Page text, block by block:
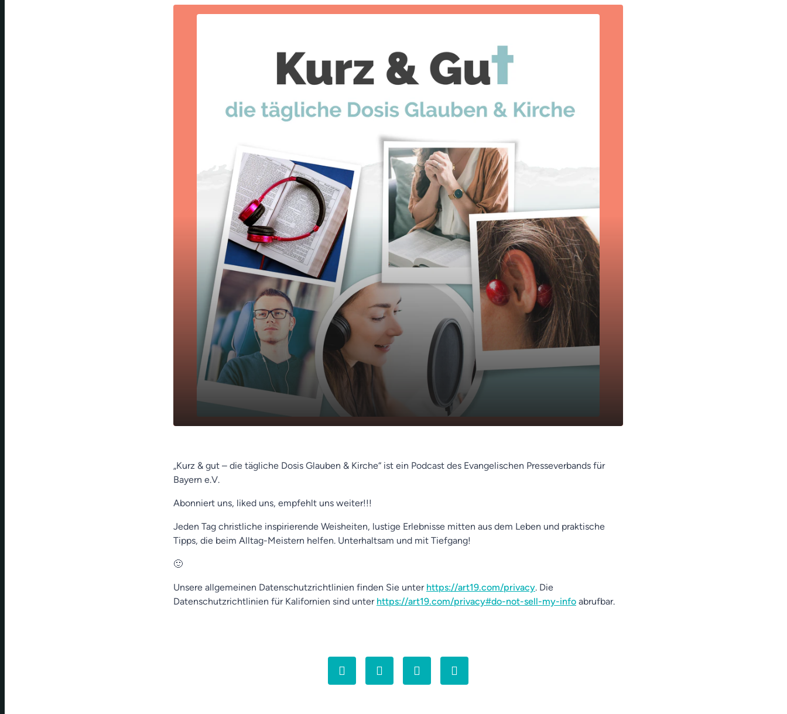
„Kurz & gut – die tägliche Dosis Glauben & Kirche“ ist ein Podcast des Evangelischen Presseverbands für
Bayern e.V.
Abonniert uns, liked uns, empfehlt uns weiter!!!
Jeden Tag christliche inspirierende Weisheiten, lustige Erlebnisse mitten aus dem Leben und praktische
Tipps, die beim Alltag-Meistern helfen. Unterhaltsam und mit Tiefgang!
🙂
Unsere allgemeinen Datenschutzrichtlinien finden Sie unter https://art19.com/privacy. Die
Datenschutzrichtlinien für Kalifornien sind unter https://art19.com/privacy#do-not-sell-my-info abrufbar.